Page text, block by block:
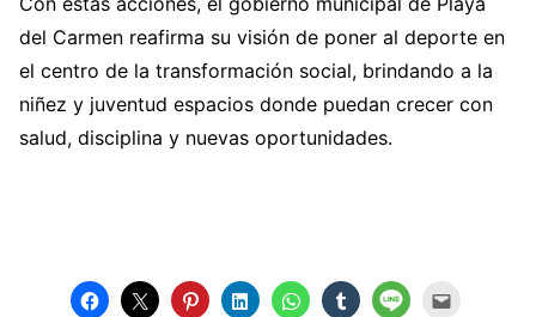
del Carmen reafirma su visión de poner al deporte en
el centro de la transformación social, brindando a la
niñez y juventud espacios donde puedan crecer con
salud, disciplina y nuevas oportunidades.